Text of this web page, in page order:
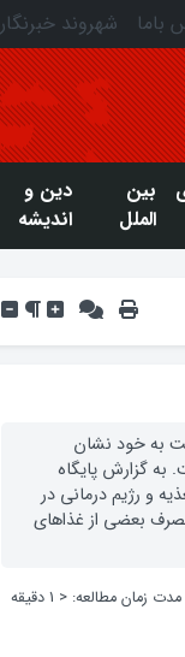
باما شهروند خبرنگار
بین
الملل
دین و
اندیشه
به خود نشان
به گزارش پایگاه
و رژيم درماني در
بعضي از غذاهاي
مدت زمان مطالعه: < 1 دقیقه